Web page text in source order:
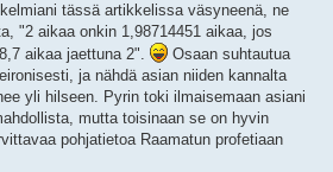
tässä artikkelissa väsyneenä, ne
"2 aikaa onkin 1,98714451 aikaa, jos
aikaa jaettuna 2".
Osaan suhtautua
ja nähdä asian niiden kannalta
yli hilseen. Pyrin toki ilmaisemaan asiani
mutta toisinaan se on hyvin
pohjatietoa Raamatun profetiaan